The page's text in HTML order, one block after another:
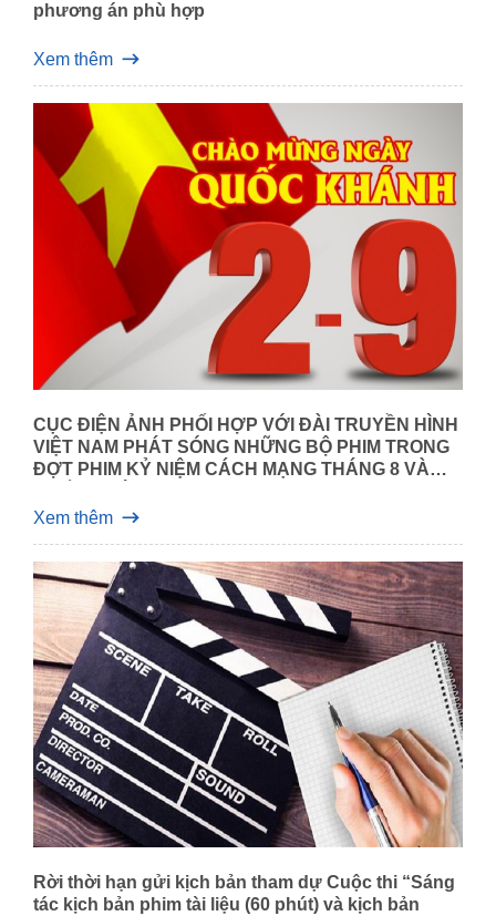
phương án phù hợp
Xem thêm
CỤC ĐIỆN ẢNH PHỐI HỢP VỚI ĐÀI TRUYỀN HÌNH
VIỆT NAM PHÁT SÓNG NHỮNG BỘ PHIM TRONG
ĐỢT PHIM KỶ NIỆM CÁCH MẠNG THÁNG 8 VÀ
Xem thêm
Rời thời hạn gửi kịch bản tham dự Cuộc thi “Sáng
tác kịch bản phim tài liệu (60 phút) và kịch bản